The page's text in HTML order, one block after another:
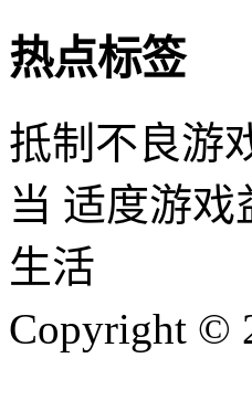
热点标签
抵制不良游
当 适度游
生活
Copyright ©